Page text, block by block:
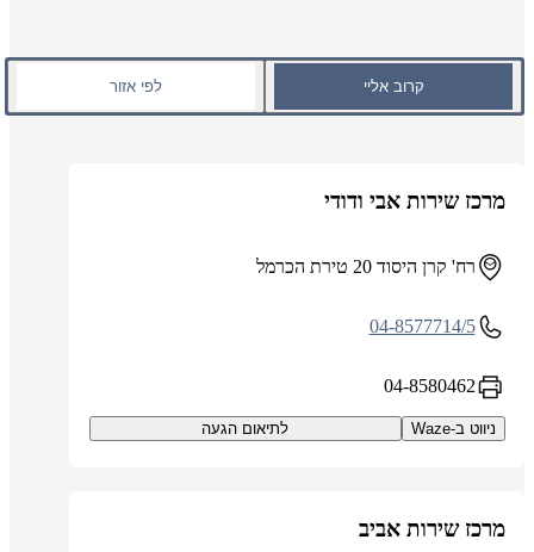
קרוב אליי לפי אזור
מרכז שירות אבי ודודי
רח' קרן היסוד 20 טירת הכרמל
04-8577714/5
04-8580462
ניווט ב-Waze לתיאום הגעה
מרכז שירות אביב